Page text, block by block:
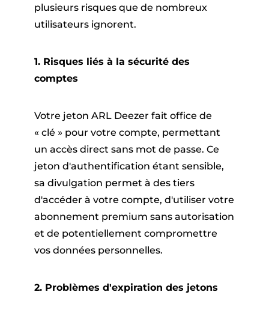
plusieurs risques que de nombreux
utilisateurs ignorent.
1. Risques liés à la sécurité des
comptes
Votre jeton ARL Deezer fait office de
« clé » pour votre compte, permettant
un accès direct sans mot de passe. Ce
jeton d'authentification étant sensible,
sa divulgation permet à des tiers
d'accéder à votre compte, d'utiliser votre
abonnement premium sans autorisation
et de potentiellement compromettre
vos données personnelles.
2. Problèmes d'expiration des jetons